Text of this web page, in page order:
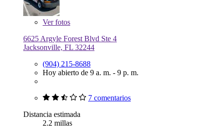
Verfotos
6625 Argyle Forest Blvd Ste 4
Jacksonville, FL 32244
(904) 215-8688
Hoy abierto de 9 a. m. - 9 p. m.
7 comentarios
Distancia estimada
2.2 millas